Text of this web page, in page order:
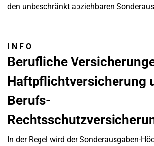
den unbeschränkt abziehbaren
I N F O
Berufliche
Haftpflichtversicherung
Berufs-
In der Regel wird der Sonderausgaben-